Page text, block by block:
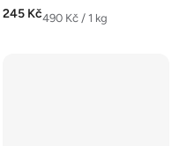
245 KčMěrná
490 Kč / 1 kg